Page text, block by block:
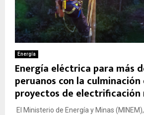
Energía
Energía eléctrica para más
peruanos con la culminación
proyectos de electrificación
El Ministerio de Energía y Minas